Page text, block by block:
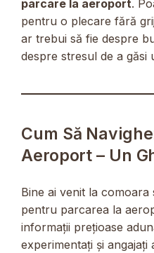
parcare la aeroport.
pentru o plecare fără
ar trebui să fie despre
despre stresul de a găsi
Cum Să
Aeroport – Un
Bine ai venit la
pentru parcarea la
informații prețioase
experimentați și